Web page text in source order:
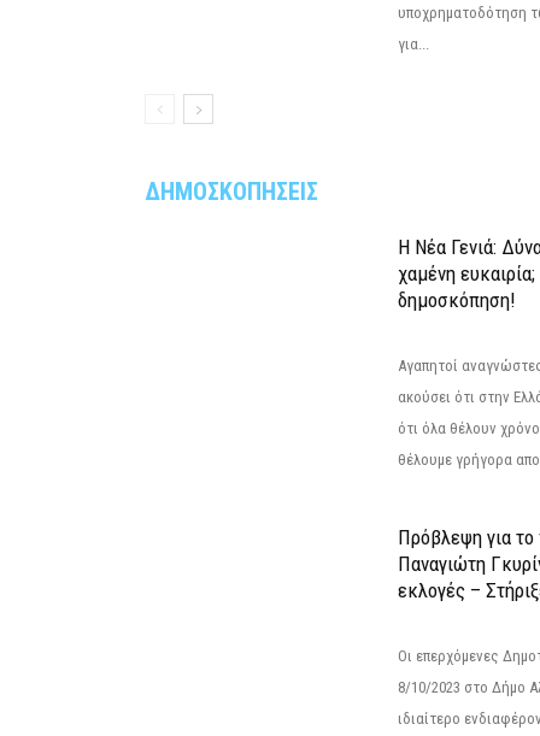
υποχρηματοδότηση
για...
ΔΗΜΟΣΚΟΠΗΣΕΙΣ
Η Νέα Γενιά:
χαμένη
δημοσκόπηση!
Αγαπητοί
ακούσει ότι στην
ότι όλα θέλουν
θέλουμε γρήγορα
Πρόβλεψη για
Παναγιώτη
εκλογές –
Οι επερχόμενες
8/10/2023 στο Δήμο
ιδιαίτερο